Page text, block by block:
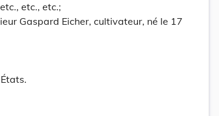
etc., etc.;
Gaspard Eicher, cultivateur, né le 17